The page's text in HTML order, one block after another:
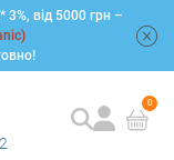
від 5000 грн –
0